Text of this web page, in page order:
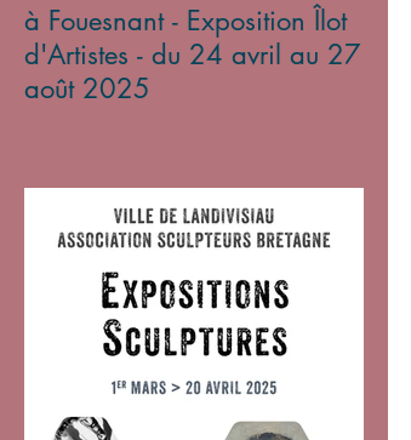
à Fouesnant - Exposition Îlot
d'Artistes - du 24 avril au 27
août 2025